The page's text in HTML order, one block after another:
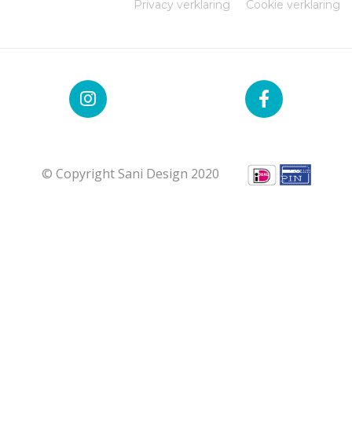
Privacy verklaring Cookie verklaring
© Copyright Sani Design 2020